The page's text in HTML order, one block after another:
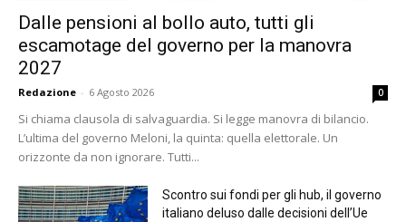
Dalle pensioni al bollo auto, tutti gli
escamotage del governo per la manovra
2027
Redazione - 6 Agosto 2026 0
Si chiama clausola di salvaguardia. Si legge manovra di bilancio.
L’ultima del governo Meloni, la quinta: quella elettorale. Un
orizzonte da non ignorare. Tutti...
Scontro sui fondi per gli hub, il governo
italiano deluso dalle decisioni dell’Ue